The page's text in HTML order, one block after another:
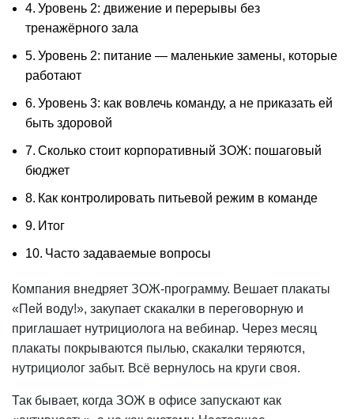
Уровень 2: движение и перерывы без
тренажёрного зала
Уровень 2: питание — маленькие замены, которые
работают
Уровень 3: как вовлечь команду, а не приказать ей
быть здоровой
Сколько стоит корпоративный ЗОЖ: пошаговый
бюджет
Как контролировать питьевой режим в команде
Итог
Часто задаваемые вопросы
Компания внедряет ЗОЖ-программу. Вешает плакаты
«Пей воду!», закупает скакалки в переговорную и
приглашает нутрициолога на вебинар. Через месяц
плакаты покрываются пылью, скакалки теряются,
нутрициолог забыт. Всё вернулось на круги своя.
Так бывает, когда ЗОЖ в офисе запускают как